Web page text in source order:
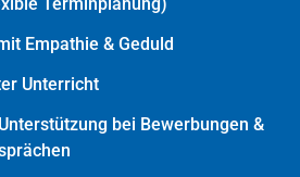
Empathie & Geduld
Unterricht
bei Bewerbungen &